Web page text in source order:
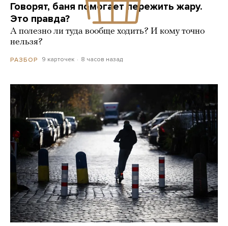
Говорят, баня помогает пережить жару.
Это правда?
А полезно ли туда вообще ходить? И кому точно
нельзя?
РАЗБОР 9 карточек 8 часов назад